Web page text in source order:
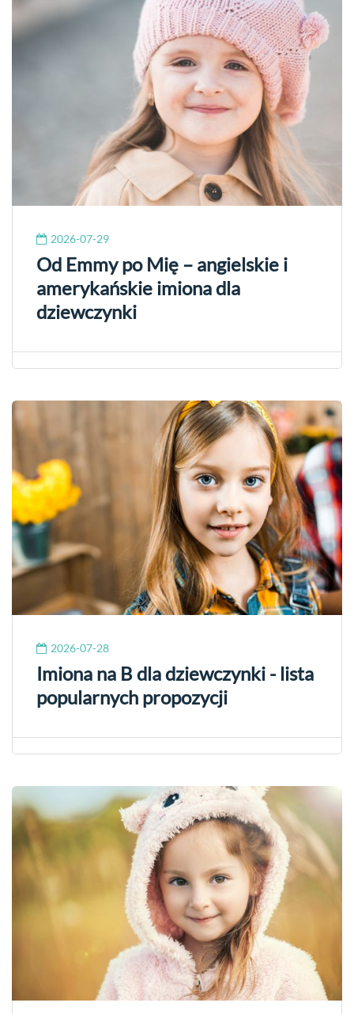
2026-07-29
Od Emmy po Mię – angielskie i
amerykańskie imiona dla
dziewczynki
2026-07-28
Imiona na B dla dziewczynki - lista
popularnych propozycji